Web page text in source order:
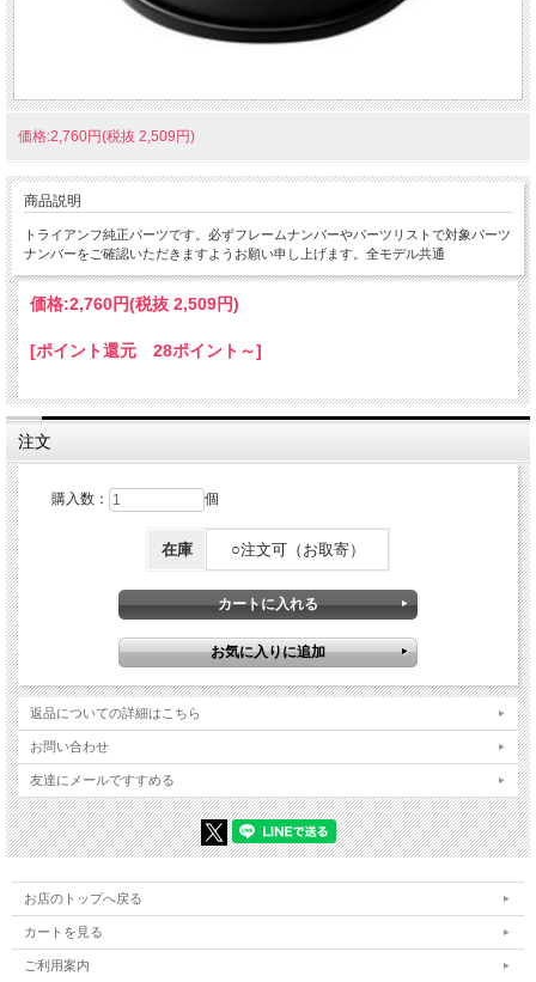
価格:2,760円(税抜 2,509円)
商品説明
トライアンフ純正パーツです。必ずフレームナンバーやパーツリストで対象パーツ
ナンバーをご確認いただきますようお願い申し上げます。全モデル共通
価格:2,760円(税抜 2,509円)
[ポイント還元 28ポイント～]
注文
購入数： 個
在庫 ○注文可（お取寄）
返品についての詳細はこちら
お問い合わせ
友達にメールですすめる
お店のトップへ戻る
カートを見る
ご利用案内